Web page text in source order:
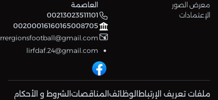
معرض الصور
الإعتمادات
العاصمة
00213023511101
00200016160165008705
lirfdaf.24@gmail.com
ملفات تعريف الإرتباط الوظائف المناقصات الشروط و الأحكام